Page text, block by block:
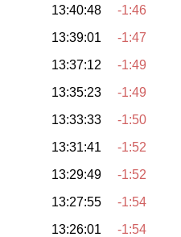
13:40:48
-1:46
13:39:01
-1:47
13:37:12
-1:49
13:35:23
-1:49
13:33:33
-1:50
13:31:41
-1:52
13:29:49
-1:52
13:27:55
-1:54
13:26:01
-1:54